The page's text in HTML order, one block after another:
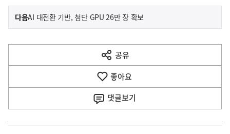
이
전
다
음
다음기
AI 대전환 기반, 첨단 GPU 26만 장 확보
공유
열
기
좋아요
댓글보기